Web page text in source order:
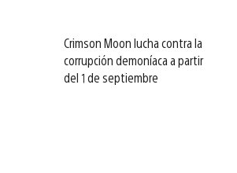
Crimson Moon lucha contra la
corrupción demoníaca a partir
del 1 de septiembre